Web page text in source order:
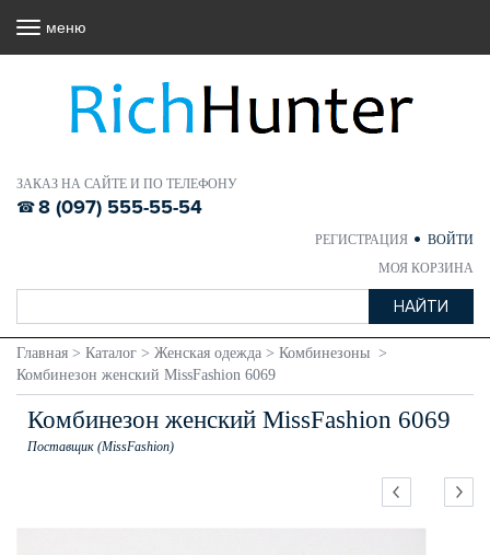
ЗАКАЗ НА САЙТЕ И ПО ТЕЛЕФОНУ
8 (097) 555-55-54
РЕГИСТРАЦИЯ
ВОЙТИ
МОЯ КОРЗИНА
меню
Главная > Каталог > Женская одежда > Комбинезоны >
Комбинезон женский MissFashion 6069
Комбинезон женский MissFashion 6069
Поставщик (MissFashion)